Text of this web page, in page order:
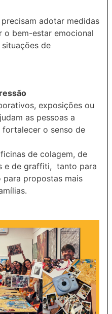
adotar medidas
o bem-estar emocional
de
exposições ou
as pessoas a
fortalecer o senso de
de colagem, de
e de graffiti, tanto para
para propostas mais